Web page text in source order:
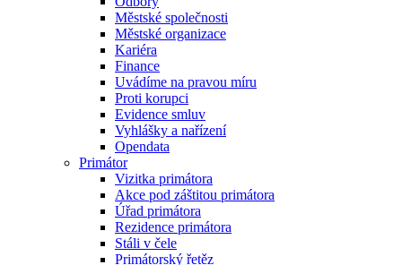
Městské společnosti
Městské organizace
Kariéra
Finance
Uvádíme na pravou míru
Proti korupci
Evidence smluv
Vyhlášky a nařízení
Opendata
Primátor
Vizitka primátora
Akce pod záštitou primátora
Úřad primátora
Rezidence primátora
Stáli v čele
Primátorský řetěz